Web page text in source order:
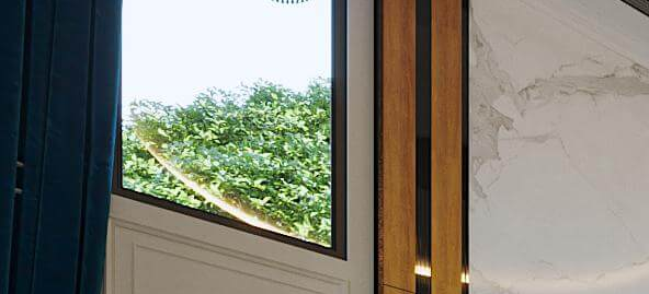
THIẾT KẾ
Địa chỉ
Morehome hải phòng